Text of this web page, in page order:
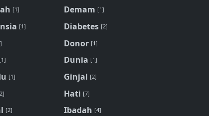
[1] Demam [1]
[1] Diabetes [2]
Donor [1]
[1] Dunia [1]
[1] Ginjal [2]
Hati [7]
[2] Ibadah [4]